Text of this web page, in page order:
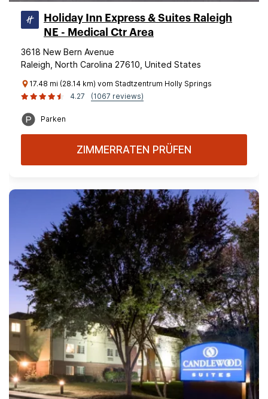
Holiday Inn Express & Suites Raleigh
NE - Medical Ctr Area
3618 New Bern Avenue
Raleigh, North Carolina 27610, United States
17.48 mi (28.14 km) vom Stadtzentrum Holly Springs
4.27
(1067 reviews)
Parken
ZIMMERRATEN PRÜFEN